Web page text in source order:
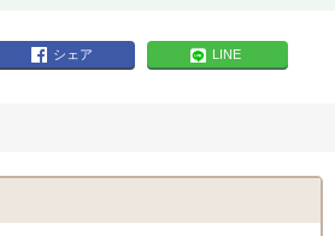
シェア LINE